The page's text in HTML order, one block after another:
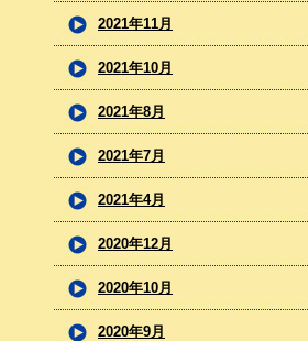
2021年11月
2021年10月
2021年8月
2021年7月
2021年4月
2020年12月
2020年10月
2020年9月